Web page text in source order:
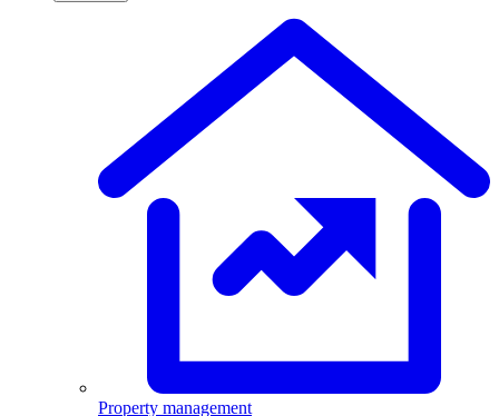
Property management